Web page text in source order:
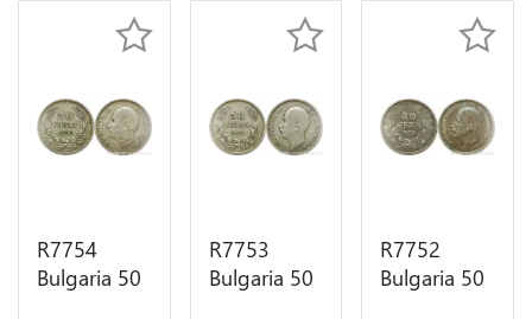
R7754
Bulgaria 50
R7753
Bulgaria 50
R7752
Bulgaria 50